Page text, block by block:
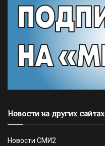
Новости на других сайтах
Новости СМИ2